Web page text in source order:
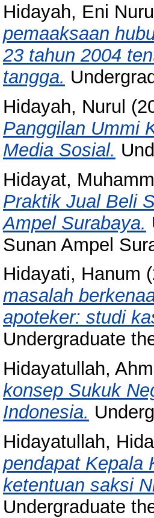
Hidayah, Eni Nurul
pemaaksaan
23 tahun 2004
tangga.
Hidayah, Nurul
Panggilan Ummi
Media Sosial.
Hidayat,
Praktik Jual Beli
Ampel Surabaya.
Sunan Ampel
Hidayati, Hanum
masalah
apoteker: studi
Undergraduate
Hidayatullah,
konsep Sukuk
Indonesia.
Hidayatullah,
pendapat Kepala
ketentuan saksi
Undergraduate